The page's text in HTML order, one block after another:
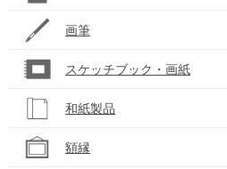
画筆
スケッチブック・画紙
和紙製品
額縁